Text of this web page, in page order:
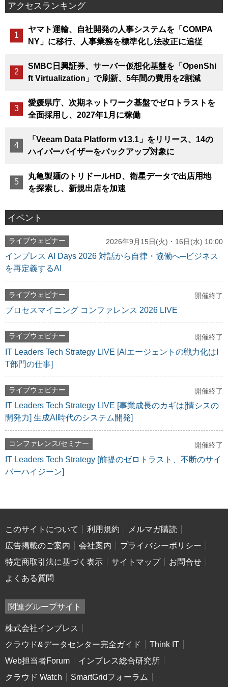
アクセスランキング
ヤマト運輸、自社開発の人事システムを「COMPA
NY」に移行、人事業務を標準化し法改正に追従
SMBC日興証券、サーバー仮想化基盤を「OpenShi
ft Virtualization」で刷新、5年間の費用を2割減
愛媛県庁、次期ネットワーク基盤でゼロトラストを
全面採用し、2027年1月に稼働
「Veeam Data Platform v13.1」をリリース、14の
ハイパーバイザーをバックアップ対象に
丸亀製麺のトリドールHD、衛星データで出店用地
を探索し、新規出店を加速
イベント
ライブウェビナー 2026年9月15日(火)・16日(水) 10:00
インプレス AI Days 2026 対話から自律・協働へ─ビジネス
を再定義するAI
ライブウェビナー 開催終了
プロセスマイニング コンファレンス 2026 LIVE
ライブウェビナー 開催終了
IT Leaders Tech Strategy LIVE [AIエージェントの戦力化はI
T部門の仕事]
ライブウェビナー 開催終了
IT Leaders Tech Strategy LIVE [事業成長のカギは[情シスの
開発力] 生成AI時代のシステム開発]
コンファレンス/セミナー 開催終了
IT Leaders Tech Strategy [前提のゼロトラスト、不断のサイ
バーハイジーン]
このサイトについて 利用規約
メルマガ購読
広告掲載のご案内
会社案内
プライバシーポリシー
特定商取引法に基づく表示
サイトマップ
お問合せ
よくある質問
関連グループサイト
株式会社インプレス
クラウド&データセンター完全ガイド
Think IT
Web担当者Forum
インプレス総合研究所
クラウド Watch
SmartGridフォーラム